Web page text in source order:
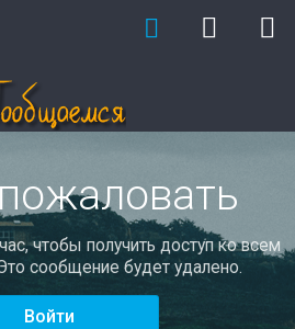
чтобы получить доступ ко всем
сообщение будет удалено.
Войти